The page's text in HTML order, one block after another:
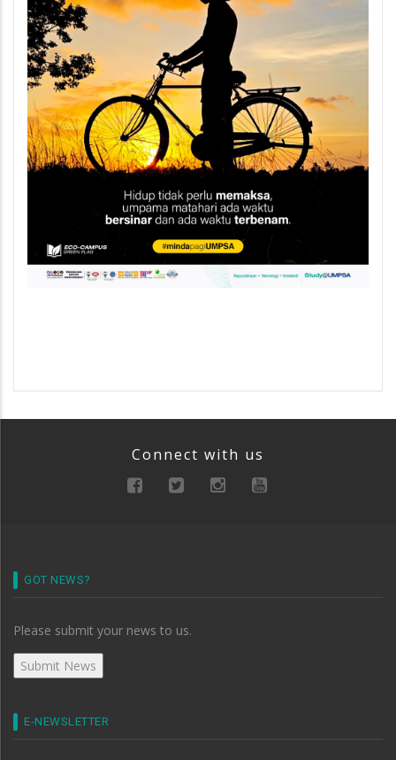
Connect with us
GOT NEWS?
Please submit your news to us.
E-NEWSLETTER